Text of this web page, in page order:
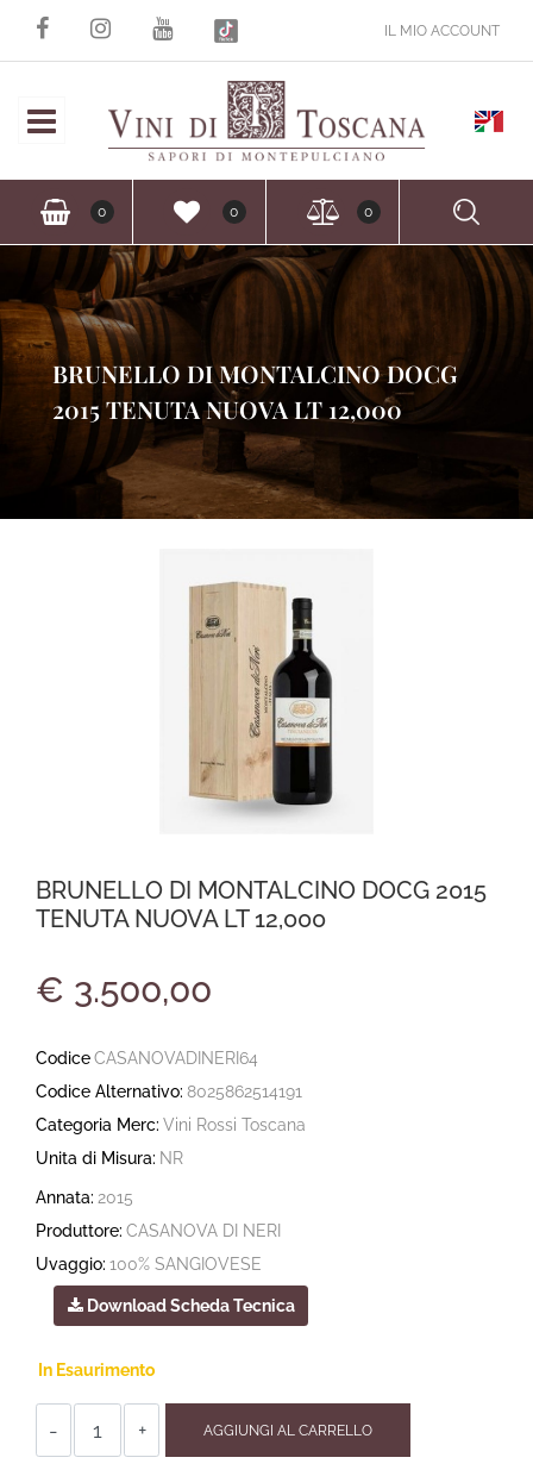
IL MIO ACCOUNT
0 0 0
BRUNELLO DI MONTALCINO DOCG
2015 TENUTA NUOVA LT 12,000
BRUNELLO DI MONTALCINO DOCG 2015
TENUTA NUOVA LT 12,000
€ 3.500,00
CodiceCASANOVADINERI64
Codice Alternativo: 8025862514191
Categoria Merc: Vini Rossi Toscana
Unita di Misura: NR
Annata: 2015
Produttore: CASANOVA DI NERI
Uvaggio: 100% SANGIOVESE
Download Scheda Tecnica
In Esaurimento
AGGIUNGI AL CARRELLO